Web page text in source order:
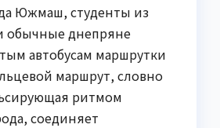
Южмаш, студенты из
обычные днепряне
автобусам маршрутки
маршрут, словно
ритмом
соединяет